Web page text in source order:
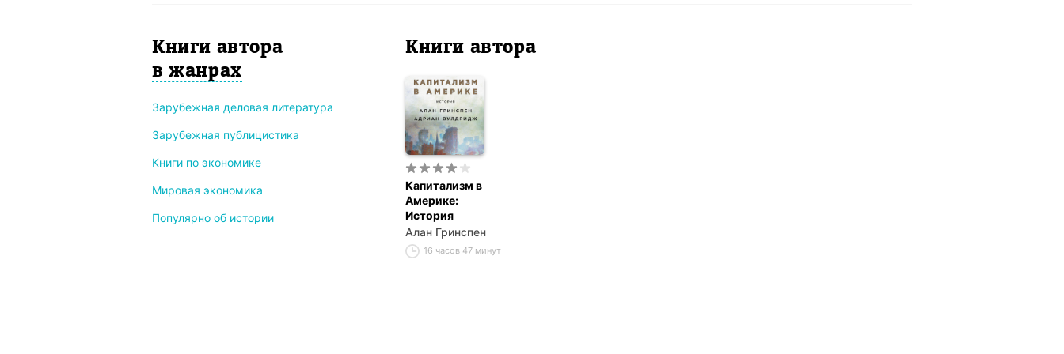
Книги автора
в жанрах
Зарубежная деловая литература
Зарубежная публицистика
Книги по экономике
Мировая экономика
Популярно об истории
Книги автора
Капитализм в
Америке:
История
Алан Гринспен
16 часов 47 минут